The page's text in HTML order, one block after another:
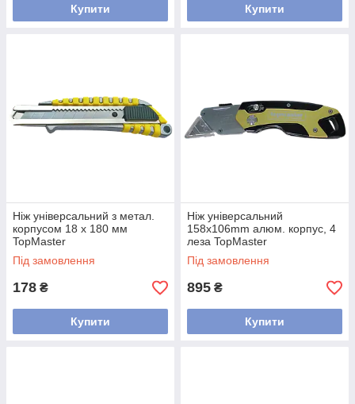
Купити Купити
Ніж універсальний з метал.
корпусом 18 х 180 мм
TopMaster
Під замовлення
178 ₴
Купити
Ніж універсальний
158x106mm алюм. корпус, 4
леза TopMaster
Під замовлення
895 ₴
Купити